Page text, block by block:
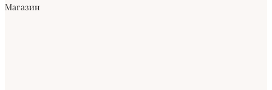
Магазин